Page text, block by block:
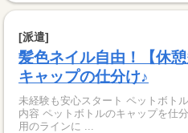
[派遣]
髪色ネイル自由！【休
キャップの仕分け♪
未経験も安心スタート ペットボト
内容 ペットボトルのキャップを仕
用のラインに ...